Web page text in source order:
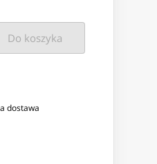
Do koszyka
dostawa